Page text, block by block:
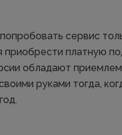
сервис
платную
обладают
руками тогда,